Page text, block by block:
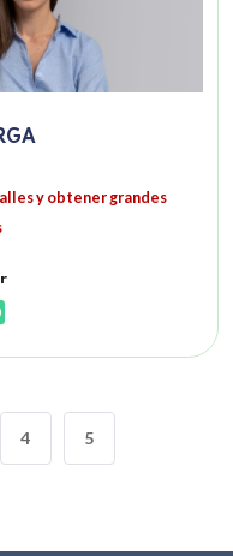
y obtener grandes
4 5